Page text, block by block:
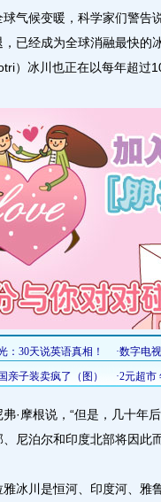
候变暖，科学家们警告
，已经成为全球消融最快的
）冰川也正在以每年超过
弗·摩根说，“但是，几十年
尼泊尔和印度北部将因此
川是恒河、印度河、雅鲁